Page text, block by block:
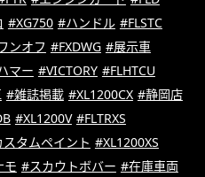
#XG750 #ハンドル #FLSTC
ンオフ #FXDWG #展示車
マー #VICTORY #FLHTCU
#雑誌掲載 #XL1200CX #静岡店
#XL1200V #FLTRXS
タムペイント #XL1200XS
モ #スカウトボバー #在庫車両